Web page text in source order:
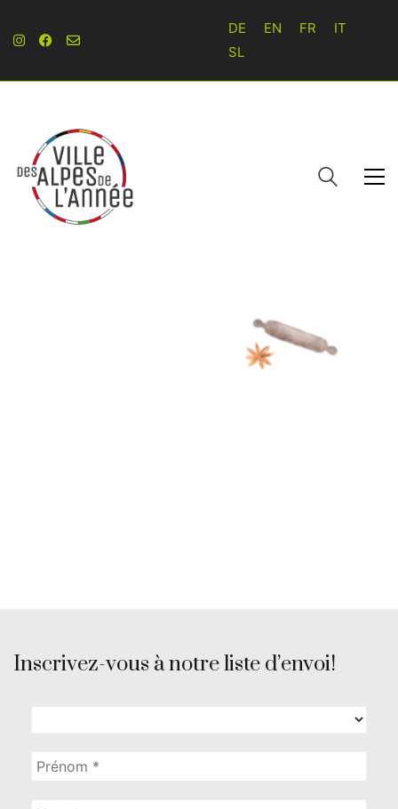
DE EN FR
IT
SL
Inscrivez-vous à notre liste d’envoi!